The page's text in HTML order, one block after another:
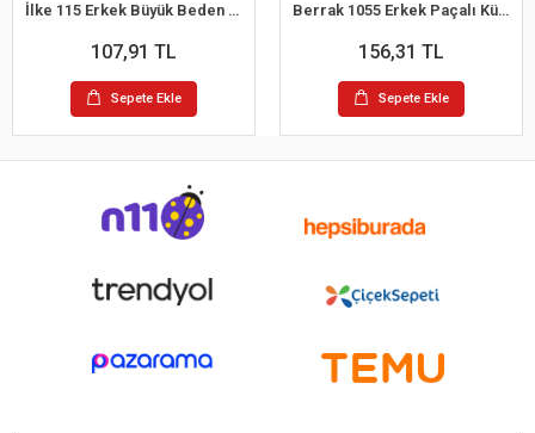
İlke 115 Erkek Büyük Beden Kom Slip Külot 2XL
107,91 TL
Sepete Ekle
Berrak 1055 Erkek Paçalı Külot M
156,31 TL
Sepete Ekle